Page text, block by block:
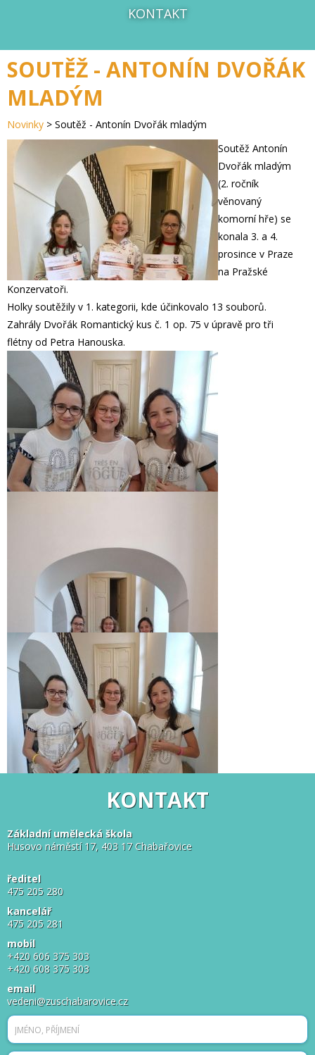
KONTAKT
SOUTĚŽ - ANTONÍN DVOŘÁK
MLADÝM
Novinky > Soutěž - Antonín Dvořák mladým
Soutěž Antonín
Dvořák mladým
(2. ročník
věnovaný
komorní hře) se
konala 3. a 4.
prosince v Praze
na Pražské
Konzervatoři.
Holky soutěžily v 1. kategorii, kde účinkovalo 13 souborů.
Zahrály Dvořák Romantický kus č. 1 op. 75 v úpravě pro tři
flétny od Petra Hanouska.
KONTAKT
Základní umělecká škola
Husovo náměstí 17, 403 17 Chabařovice
ředitel
475 205 280
kancelář
475 205 281
mobil
+420 606 375 303
+420 608 375 303
email
vedeni@zuschabarovice.cz